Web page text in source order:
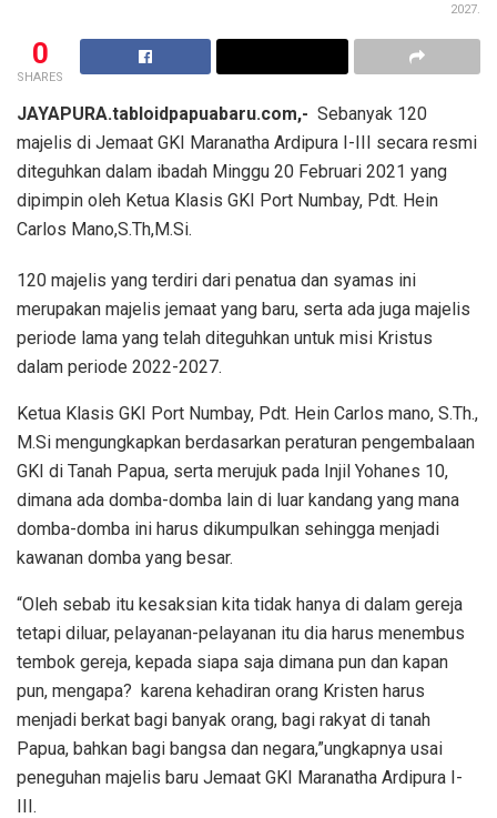
2027.
0
SHARES
JAYAPURA.tabloidpapuabaru.com,- Sebanyak 120
majelis di Jemaat GKI Maranatha Ardipura I-III secara resmi
diteguhkan dalam ibadah Minggu 20 Februari 2021 yang
dipimpin oleh Ketua Klasis GKI Port Numbay, Pdt. Hein
Carlos Mano,S.Th,M.Si.
120 majelis yang terdiri dari penatua dan syamas ini
merupakan majelis jemaat yang baru, serta ada juga majelis
periode lama yang telah diteguhkan untuk misi Kristus
dalam periode 2022-2027.
Ketua Klasis GKI Port Numbay, Pdt. Hein Carlos mano, S.Th.,
M.Si mengungkapkan berdasarkan peraturan pengembalaan
GKI di Tanah Papua, serta merujuk pada Injil Yohanes 10,
dimana ada domba-domba lain di luar kandang yang mana
domba-domba ini harus dikumpulkan sehingga menjadi
kawanan domba yang besar.
“Oleh sebab itu kesaksian kita tidak hanya di dalam gereja
tetapi diluar, pelayanan-pelayanan itu dia harus menembus
tembok gereja, kepada siapa saja dimana pun dan kapan
pun, mengapa? karena kehadiran orang Kristen harus
menjadi berkat bagi banyak orang, bagi rakyat di tanah
Papua, bahkan bagi bangsa dan negara,”ungkapnya usai
peneguhan majelis baru Jemaat GKI Maranatha Ardipura I-
III.